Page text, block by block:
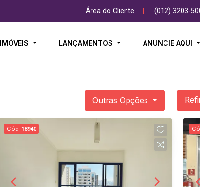
Área do Cliente (012) 3203-
IMÓVEIS LANÇAMENTOS ANUNCIE AQUI
Outras Opções
Cód. 18940